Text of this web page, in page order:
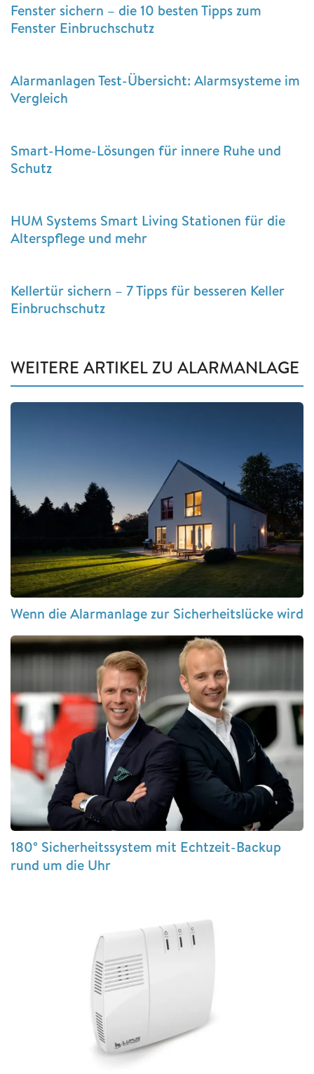
Fenster sichern – die 10 besten Tipps zum
Fenster Einbruchschutz
Alarmanlagen Test-Übersicht: Alarmsysteme im
Vergleich
Smart-Home-Lösungen für innere Ruhe und
Schutz
HUM Systems Smart Living Stationen für die
Alterspflege und mehr
Kellertür sichern – 7 Tipps für besseren Keller
Einbruchschutz
WEITERE ARTIKEL ZU ALARMANLAGE
Wenn die Alarmanlage zur Sicherheitslücke wird
180° Sicherheitssystem mit Echtzeit-Backup
rund um die Uhr